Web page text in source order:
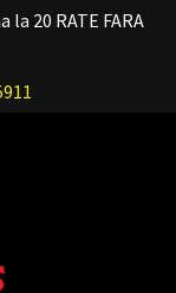
20 RATE FARA